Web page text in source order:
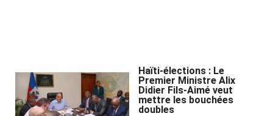
Haïti-élections : Le
Premier Ministre Alix
Didier Fils-Aimé veut
mettre les bouchées
doubles